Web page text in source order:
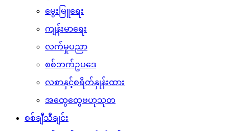
မွေးမြူရေး
ကျန်းမာရေး
လက်မှုပညာ
စစ်ဘက်ဥပဒေ
လစာနှင့်စရိတ်နှုန်းထား
အထွေထွေဗဟုသုတ
စစ်ချီသီချင်း